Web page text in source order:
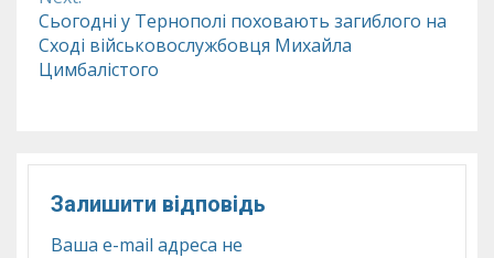
Сьогодні у Тернополі поховають загиблого на
Сході військовослужбовця Михайла
Цимбалістого
Залишити відповідь
Ваша e-mail адреса не